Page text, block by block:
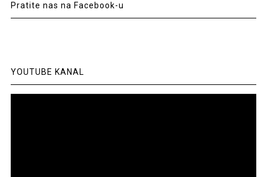
Pratite nas na Facebook-u
YOUTUBE KANAL